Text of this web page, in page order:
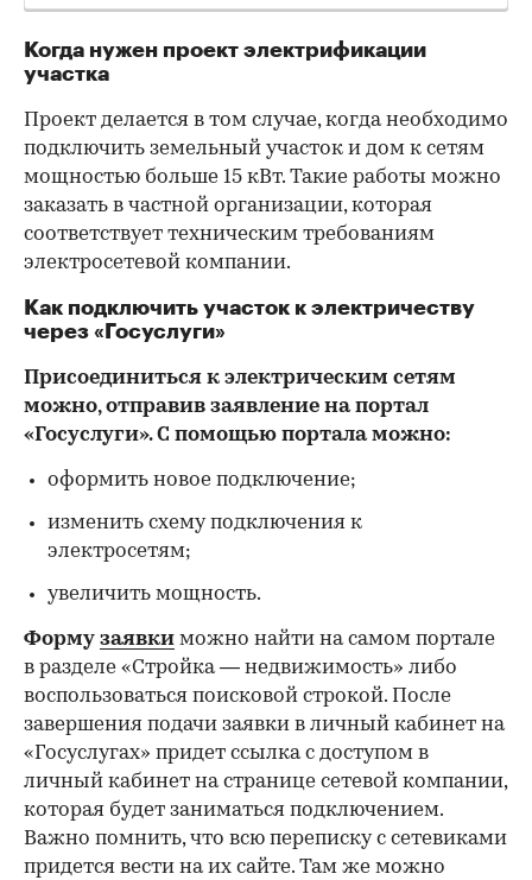
Когда нужен проект электрификации
участка
Проект делается в том случае, когда необходимо
подключить земельный участок и дом к сетям
мощностью больше 15 кВт. Такие работы можно
заказать в частной организации, которая
соответствует техническим требованиям
электросетевой компании.
Как подключить участок к электричеству
через «Госуслуги»
Присоединиться к электрическим сетям
можно, отправив заявление на портал
«Госуслуги». С помощью портала можно:
оформить новое подключение;
изменить схему подключения к
электросетям;
увеличить мощность.
Форму заявки можно найти на самом портале
в разделе «Стройка — недвижимость» либо
воспользоваться поисковой строкой. После
завершения подачи заявки в личный кабинет на
«Госуслугах» придет ссылка с доступом в
личный кабинет на странице сетевой компании,
которая будет заниматься подключением.
Важно помнить, что всю переписку с сетевиками
придется вести на их сайте. Там же можно